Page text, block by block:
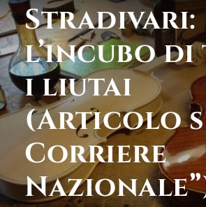
Stradivari:
l’incubo
i liutai
(Articolo
Corriere